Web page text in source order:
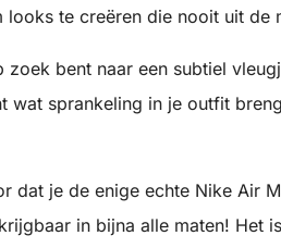
looks te creëren die nooit uit de
zoek bent naar een subtiel
wat sprankeling in je outfit
dat je de enige echte Nike Air
in bijna alle maten! Het